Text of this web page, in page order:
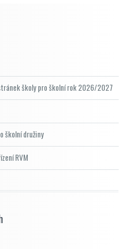
školy pro školní rok 2026/2027
školní družiny
RVM